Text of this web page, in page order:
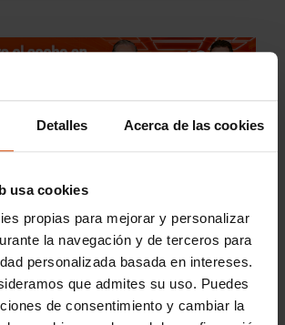
Detalles Acerca de las cookies
usa cookies
propias para mejorar y personalizar
la navegación y de terceros para
personalizada basada en intereses.
que admites su uso. Puedes
de consentimiento y cambiar la